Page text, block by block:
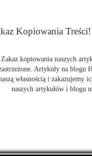
Kopiowania Treści!
Zakaz kopiowania naszych
Artykuły na blogu
własnością i zakazujemy
naszych artykułów i blogu